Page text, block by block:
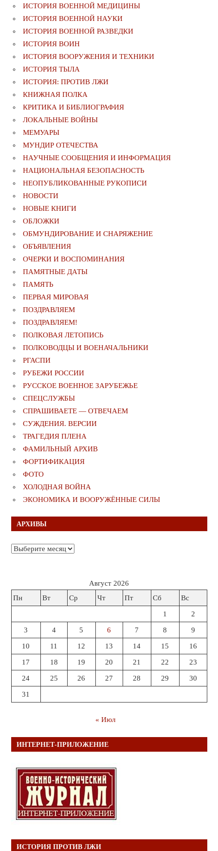
ИСТОРИЯ ВОЕННОЙ МЕДИЦИНЫ
ИСТОРИЯ ВОЕННОЙ НАУКИ
ИСТОРИЯ ВОЕННОЙ РАЗВЕДКИ
ИСТОРИЯ ВОИН
ИСТОРИЯ ВООРУЖЕНИЯ И ТЕХНИКИ
ИСТОРИЯ ТЫЛА
ИСТОРИЯ: ПРОТИВ ЛЖИ
КНИЖНАЯ ПОЛКА
КРИТИКА И БИБЛИОГРАФИЯ
ЛОКАЛЬНЫЕ ВОЙНЫ
МЕМУАРЫ
МУНДИР ОТЕЧЕСТВА
НАУЧНЫЕ СООБЩЕНИЯ И ИНФОРМАЦИЯ
НАЦИОНАЛЬНАЯ БЕЗОПАСНОСТЬ
НЕОПУБЛИКОВАННЫЕ РУКОПИСИ
НОВОСТИ
НОВЫЕ КНИГИ
ОБЛОЖКИ
ОБМУНДИРОВАНИЕ И СНАРЯЖЕНИЕ
ОБЪЯВЛЕНИЯ
ОЧЕРКИ И ВОСПОМИНАНИЯ
ПАМЯТНЫЕ ДАТЫ
ПАМЯТЬ
ПЕРВАЯ МИРОВАЯ
ПОЗДРАВЛЯЕМ
ПОЗДРАВЛЯЕМ!
ПОЛКОВАЯ ЛЕТОПИСЬ
ПОЛКОВОДЦЫ И ВОЕНАЧАЛЬНИКИ
РГАСПИ
РУБЕЖИ РОССИИ
РУССКОЕ ВОЕННОЕ ЗАРУБЕЖЬЕ
СПЕЦСЛУЖБЫ
СПРАШИВАЕТЕ — ОТВЕЧАЕМ
СУЖДЕНИЯ. ВЕРСИИ
ТРАГЕДИЯ ПЛЕНА
ФАМИЛЬНЫЙ АРХИВ
ФОРТИФИКАЦИЯ
ФОТО
ХОЛОДНАЯ ВОЙНА
ЭКОНОМИКА И ВООРУЖЁННЫЕ СИЛЫ
АРХИВЫ
Архивы
Август 2026
Пн
Вт Ср Чт Пт Сб Вс
1 2
3 4 5 6 7 8 9
10 11 12 13 14 15 16
17 18 19 20 21 22 23
24 25 26 27 28 29 30
31
« Июл
ИНТЕРНЕТ-ПРИЛОЖЕНИЕ
ИСТОРИЯ ПРОТИВ ЛЖИ